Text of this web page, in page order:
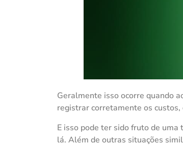
Geralmente isso ocorre quando
registrar corretamente os custos,
E isso pode ter sido fruto de
lá. Além de outras situações